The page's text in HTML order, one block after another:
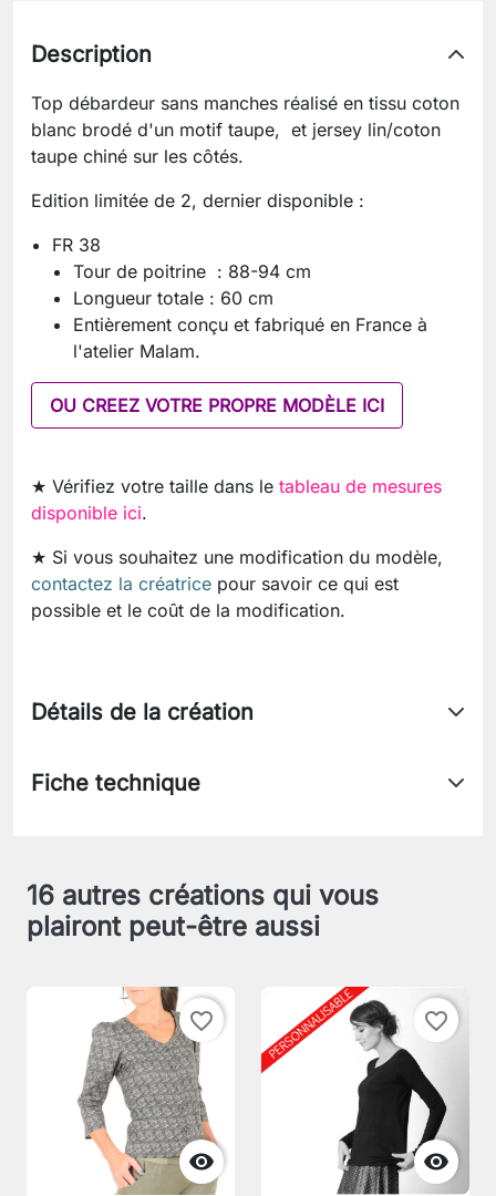
Description
Top débardeur sans manches réalisé en tissu coton
blanc brodé d'un motif taupe, et jersey lin/coton
taupe chiné sur les côtés.
Edition limitée de 2, dernier disponible :
FR 38
Tour de poitrine : 88-94 cm
Longueur totale : 60 cm
Entièrement conçu et fabriqué en France à
l'atelier Malam.
OU CREEZ VOTRE PROPRE MODÈLE ICI
★ Vérifiez votre taille dans le tableau de mesures
disponible ici.
★ Si vous souhaitez une modification du modèle,
contactez la créatrice pour savoir ce qui est
possible et le coût de la modification.
Détails de la création
Fiche technique
16 autres créations qui vous
plairont peut-être aussi

favorite_border

favorite_border